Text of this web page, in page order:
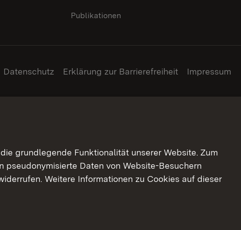
Publikationen
Datenschutz Erklärung zur Barrierefreiheit Impressum
grundlegende Funktionalität unserer Website. Zum
pseudonymisierte Daten von Website-Besuchern
Weitere Informationen zu Cookies auf dieser